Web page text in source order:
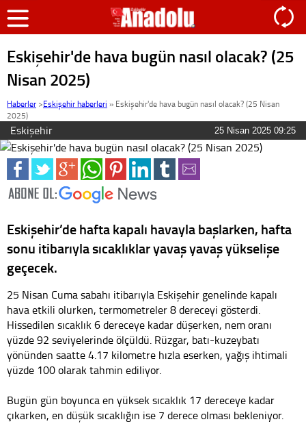
Eskişehir'de hava bugün nasıl olacak? (25
Nisan 2025)
Haberler >Eskişehir haberleri » Eskişehir'de hava bugün nasıl olacak? (25 Nisan
2025)
Eskişehir 25 Nisan 2025 09:25
Eskişehir’de hafta kapalı havayla başlarken, hafta
sonu itibarıyla sıcaklıklar yavaş yavaş yükselişe
geçecek.
25 Nisan Cuma sabahı itibarıyla Eskişehir genelinde kapalı
hava etkili olurken, termometreler 8 dereceyi gösterdi.
Hissedilen sıcaklık 6 dereceye kadar düşerken, nem oranı
yüzde 92 seviyelerinde ölçüldü. Rüzgar, batı-kuzeybatı
yönünden saatte 4.17 kilometre hızla eserken, yağış ihtimali
yüzde 100 olarak tahmin ediliyor.
Bugün gün boyunca en yüksek sıcaklık 17 dereceye kadar
çıkarken, en düşük sıcaklığın ise 7 derece olması bekleniyor.